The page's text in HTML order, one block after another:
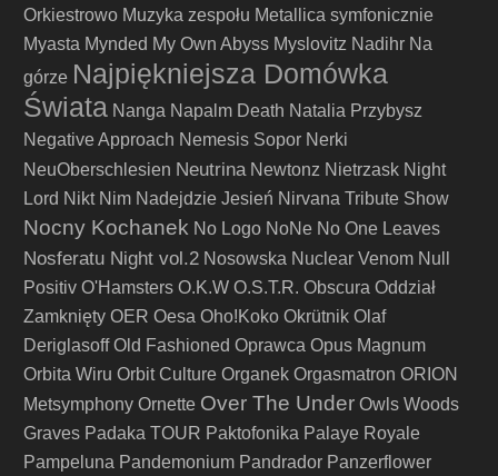
Orkiestrowo Muzyka zespołu Metallica symfonicznie
Myasta Mynded My Own Abyss Myslovitz Nadihr Na
górze Najpiękniejsza Domówka
Świata Nanga Napalm Death Natalia Przybysz
Negative Approach Nemesis Sopor Nerki
NeuOberschlesien Neutrina Newtonz Nietrzask Night
Lord Nikt Nim Nadejdzie Jesień Nirvana Tribute Show
Nocny Kochanek No Logo NoNe No One Leaves
Nosferatu Night vol.2 Nosowska Nuclear Venom Null
Positiv O'Hamsters O.K.W O.S.T.R. Obscura Oddział
Zamknięty OER Oesa Oho!Koko Okrütnik Olaf
Deriglasoff Old Fashioned Oprawca Opus Magnum
Orbita Wiru Orbit Culture Organek Orgasmatron ORION
Metsymphony Ornette Over The Under Owls Woods
Graves Padaka TOUR Paktofonika Palaye Royale
Pampeluna Pandemonium Pandrador Panzerflower